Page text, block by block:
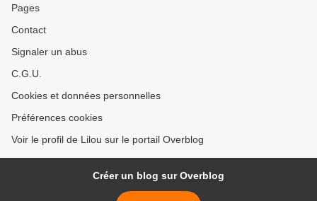
Pages
Contact
Signaler un abus
C.G.U.
Cookies et données personnelles
Préférences cookies
Voir le profil de Lilou sur le portail Overblog
Créer un blog sur Overblog